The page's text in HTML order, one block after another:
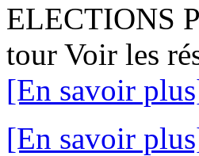
ELECTIONS
tour Voir les
[En savoir
[En savoir